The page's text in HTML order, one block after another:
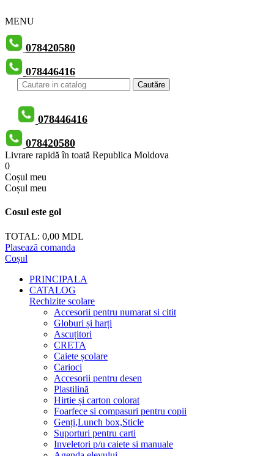
MENU
078420580
078446416
Cautăre
078446416
078420580
Livrare rapidă în toată Republica Moldova
0
Сoșul meu
Сoșul meu
Cosul este gol
TOTAL: 0,00 MDL
Plasează comanda
Coșul
PRINCIPALA
CATALOG
Rechizite scolare
Accesorii pentru numarat si citit
Globuri și harți
Ascuțitori
CRETA
Caiete școlare
Carioci
Accesorii pentru desen
Plastilină
Hirtie și carton colorat
Foarfece si compasuri pentru copii
Genți,Lunch box,Sticle
Suporturi pentru carti
Inveletori p/u caiete si manuale